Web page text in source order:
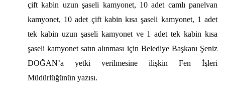
çift kabin uzun şaseli kamyonet, 10 adet camlı panelvan
kamyonet, 10 adet çift kabin kısa şaseli kamyonet, 1 adet
tek kabin uzun şaseli kamyonet ve 1 adet tek kabin kısa
şaseli kamyonet satın alınması için Belediye Başkanı Şeniz
DOĞAN’a yetki verilmesine ilişkin Fen İşleri
Müdürlüğünün yazısı.